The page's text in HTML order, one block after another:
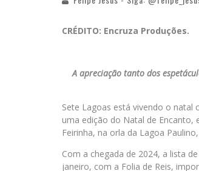
CRÉDITO: Encruza Produções.
A apreciação tanto dos
Sete Lagoas está vivendo o natal
uma edição do Natal de
Feirinha, na orla da Lagoa
Com a chegada de 2024, a lista
janeiro, com a Folia de Reis,